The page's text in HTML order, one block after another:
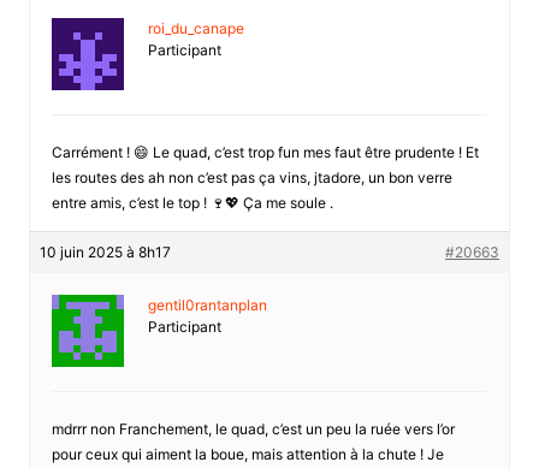
roi_du_canape
Participant
Carrément ! 😄 Le quad, c’est trop fun mes faut être prudente ! Et
les routes des ah non c’est pas ça vins, jtadore, un bon verre
entre amis, c’est le top ! 🍷💖 Ça me soule .
10 juin 2025 à 8h17 #20663
gentil0rantanplan
Participant
mdrrr non Franchement, le quad, c’est un peu la ruée vers l’or
pour ceux qui aiment la boue, mais attention à la chute ! Je